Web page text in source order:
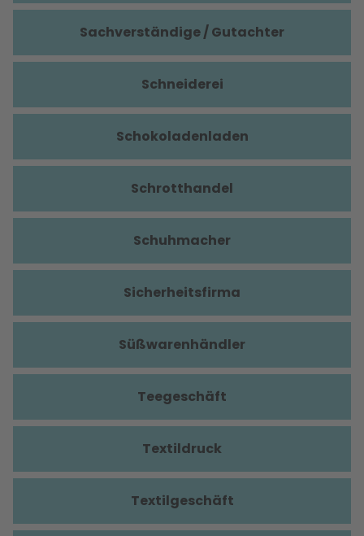
Sachverständige / Gutachter
Schneiderei
Schokoladenladen
Schrotthandel
Schuhmacher
Sicherheitsfirma
Süßwarenhändler
Teegeschäft
Textildruck
Textilgeschäft